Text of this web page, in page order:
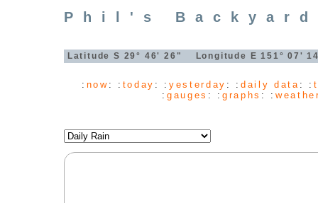
Phil's Backyard
Latitude S 29° 46' 26" Longitude E 151° 07'
: now : : today : :yesterday : :daily data : :
:gauges : :graphs : :